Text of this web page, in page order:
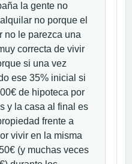
la gente no
no porque el
no le parezca una
correcta de vivir
si una vez
ese 35% inicial si
de hipoteca por
y la casa al final es
frente a
vivir en la misma
(y muchas veces